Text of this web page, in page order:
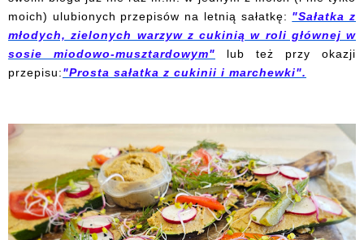
moich) ulubionych przepisów na letnią sałatkę: "Sałatka z
młodych, zielonych warzyw z cukinią w roli głównej w
sosie miodowo-musztardowym"
lub też przy okazji
przepisu:"Prosta sałatka z cukinii i marchewki".